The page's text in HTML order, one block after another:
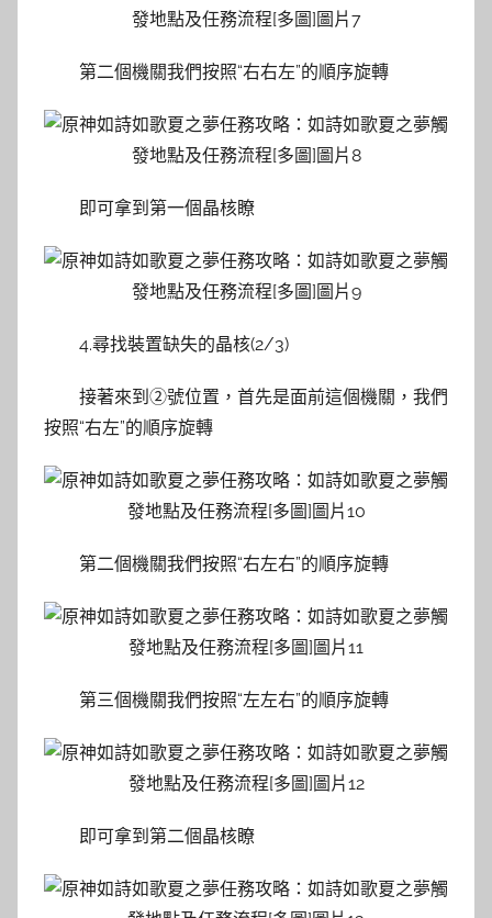
第二個機關我們按照“右右左”的順序旋轉
即可拿到第一個晶核瞭
4.尋找裝置缺失的晶核(2/3)
接著來到②號位置，首先是面前這個機關，我們
按照“右左”的順序旋轉
第二個機關我們按照“右左右”的順序旋轉
第三個機關我們按照“左左右”的順序旋轉
即可拿到第二個晶核瞭